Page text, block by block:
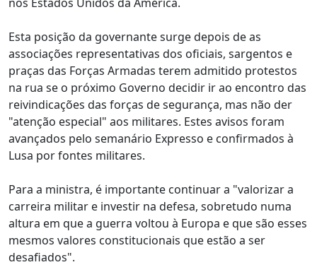
Esta posição da governante surge depois de as
associações representativas dos oficiais, sargentos e
praças das Forças Armadas terem admitido protestos
na rua se o próximo Governo decidir ir ao encontro das
reivindicações das forças de segurança, mas não der
"atenção especial" aos militares. Estes avisos foram
avançados pelo semanário Expresso e confirmados à
Lusa por fontes militares.
Para a ministra, é importante continuar a "valorizar a
carreira militar e investir na defesa, sobretudo numa
altura em que a guerra voltou à Europa e que são esses
mesmos valores constitucionais que estão a ser
desafiados".